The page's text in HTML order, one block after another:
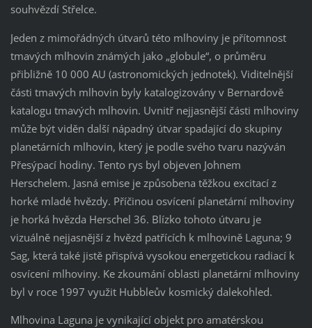
souhvězdí Střelce.
Jeden z mimořádných útvarů této mlhoviny je přítomnost
tmavých mlhovin známých jako „globule“, o průměru
přibližně 10 000 AU (astronomických jednotek). Viditelnější
části tmavých mlhovin byly katalogizovány v Bernardově
katalogu tmavých mlhovin. Uvnitř nejjasnější části mlhoviny
může být viděn další nápadný útvar spadající do skupiny
planetárních mlhovin, který je podle svého tvaru nazýván
Přesýpací hodiny. Tento rys byl objeven Johnem
Herschelem. Jasná emise je způsobena těžkou excitací z
horké mladé hvězdy. Příčinou osvícení planetární mlhoviny
je horká hvězda Herschel 36. Blízko tohoto útvaru je
vizuálně nejjasnější z hvězd patřících k mlhovině Laguna; 9
Sag, která také jistě přispívá vysokou energetickou radiací k
osvícení mlhoviny. Ke zkoumání oblasti planetární mlhoviny
byl v roce 1997 využit Hubbleův kosmický dalekohled.
Mlhovina Laguna je vynikající objekt pro amatérskou